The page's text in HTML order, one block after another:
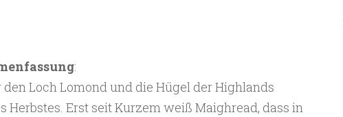
:
Loch Lomond und die Hügel der Highlands
Herbstes. Erst seit Kurzem weiß Maighread, dass in